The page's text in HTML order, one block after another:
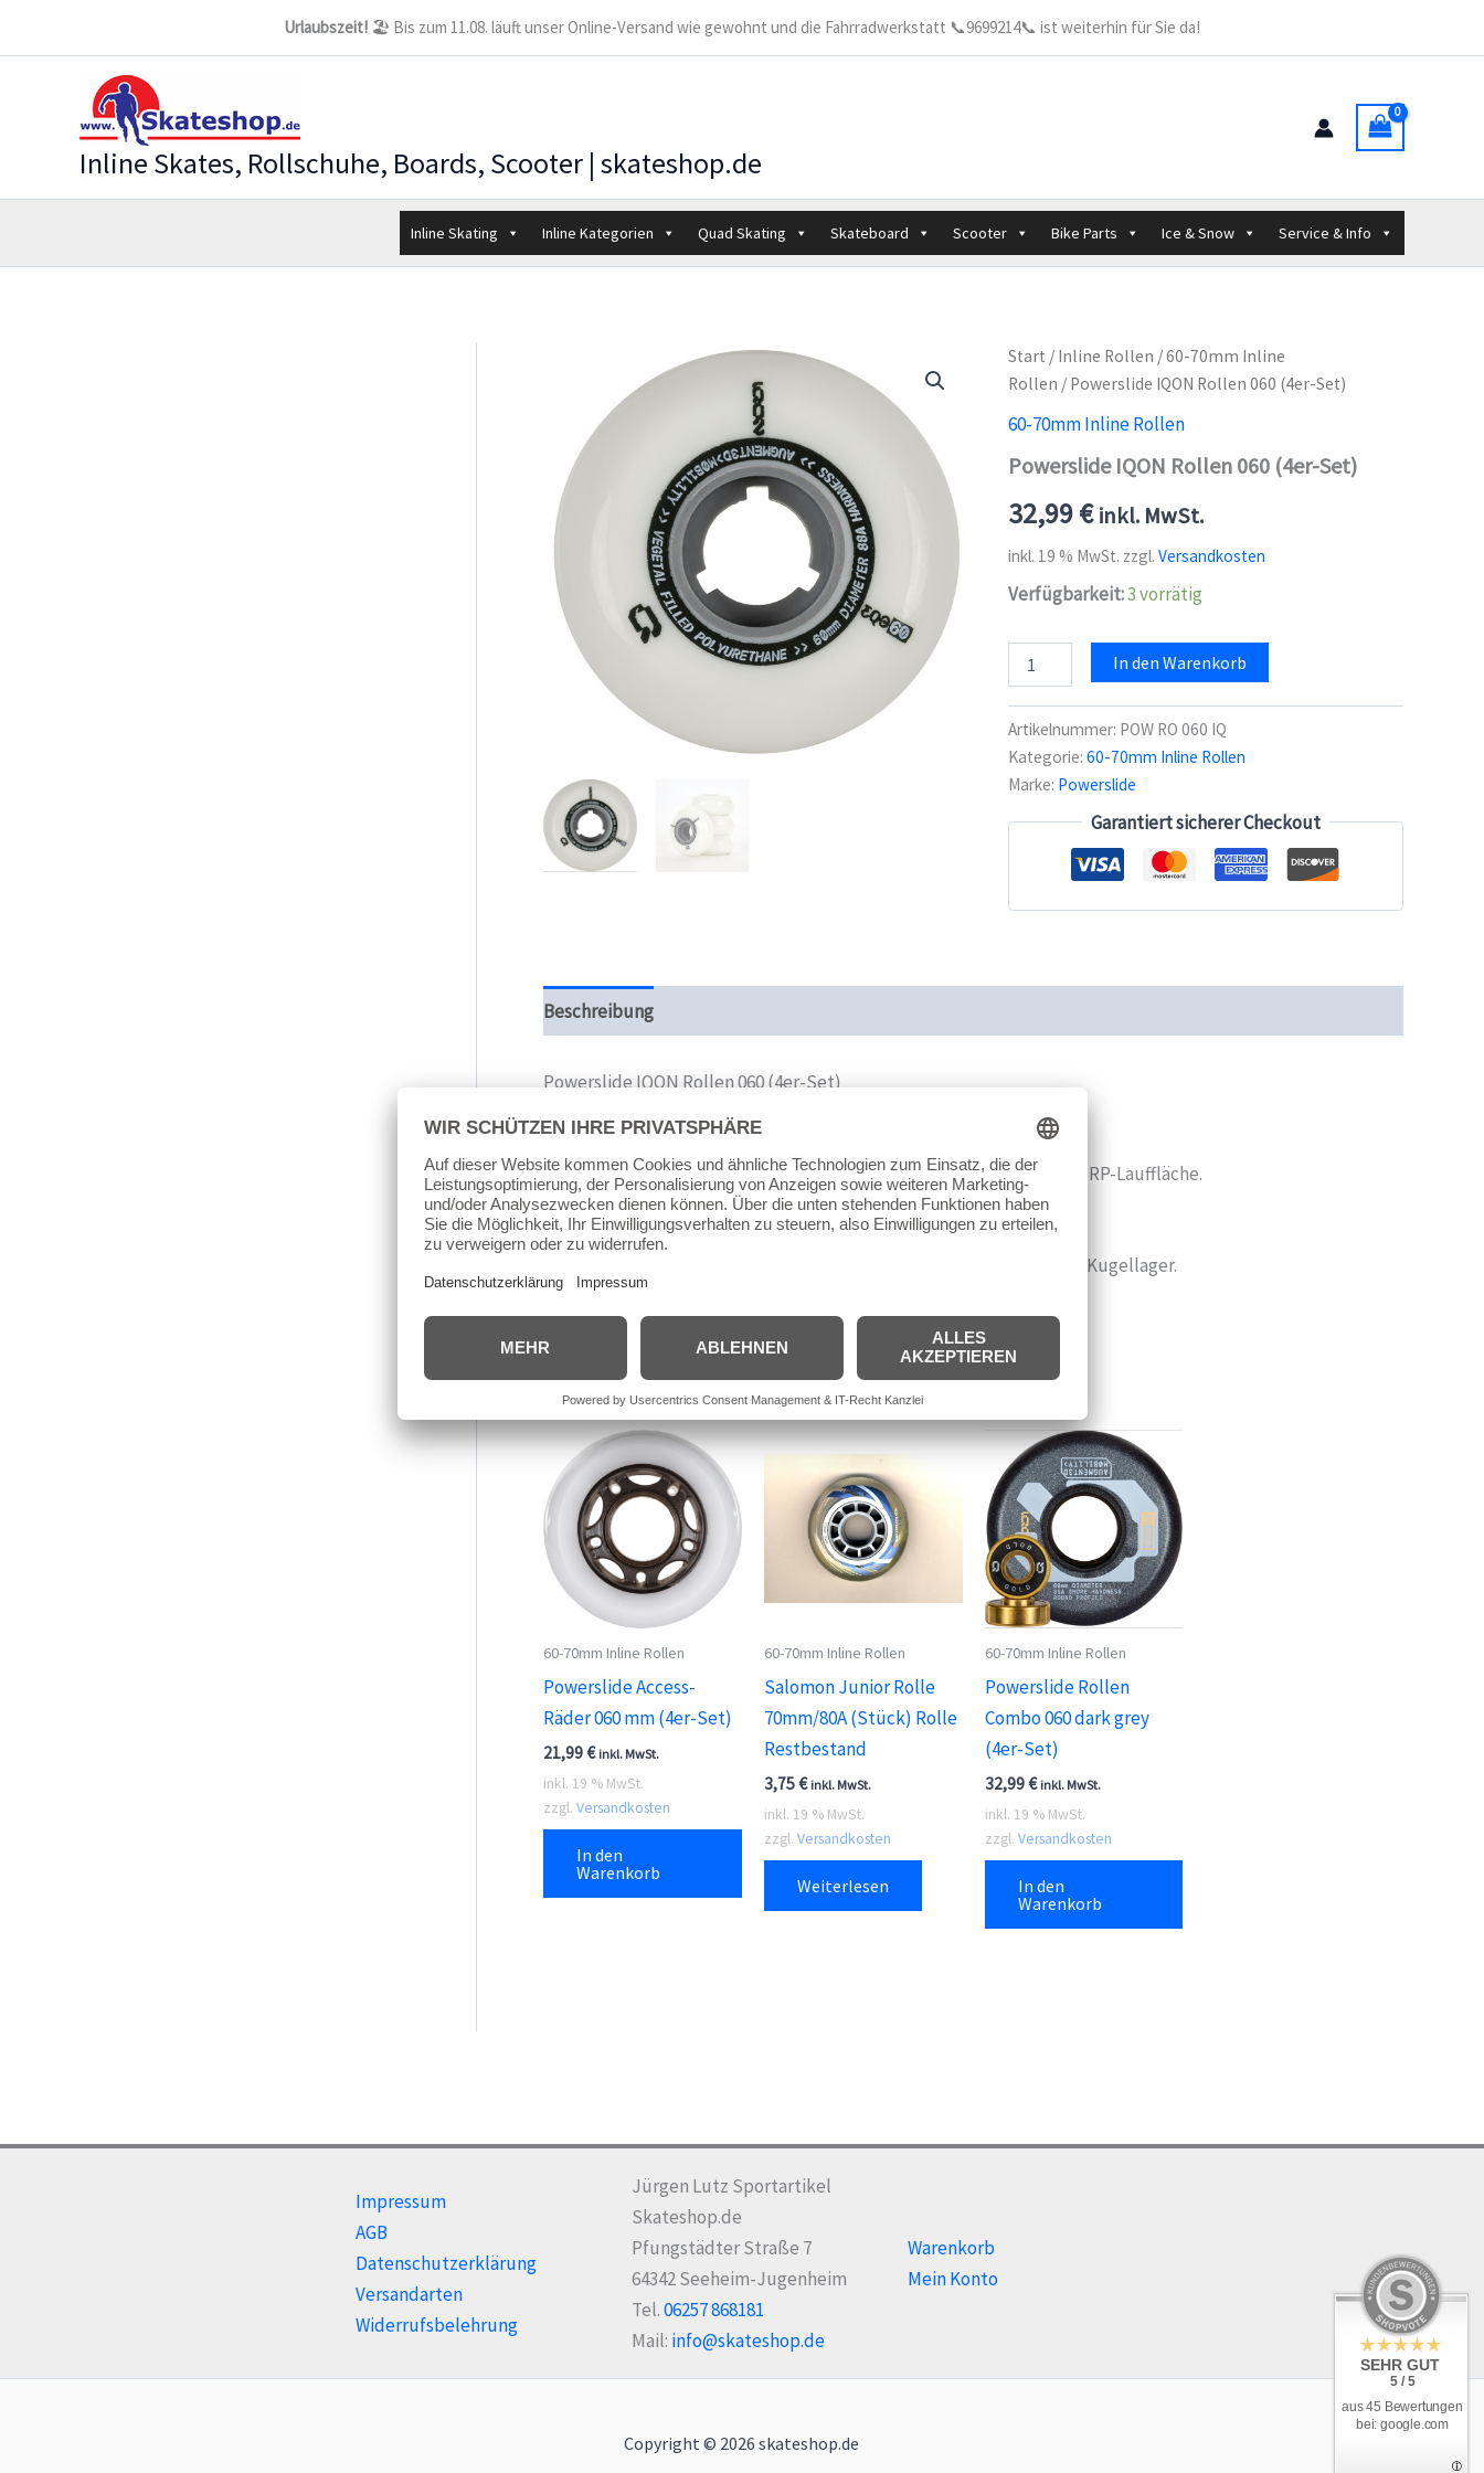
Urlaubszeit! 🏖️ Bis zum 11.08. läuft unser Online-Versand wie gewohnt und die Fahrradwerkstatt 📞9699214📞 ist weiterhin für Sie da!
Inline Skates, Rollschuhe, Boards, Scooter | skateshop.de
Inline Skating Inline Kategorien Quad Skating Skateboard Scooter Bike Parts Ice & Snow Service & Info
Start / Inline Rollen /60-70mm Inline
Rollen / Powerslide IQON Rollen 060 (4er-Set)
60-70mm Inline Rollen
Powerslide IQON Rollen 060 (4er-Set)
32,99€ inkl. MwSt.
inkl. 19 % MwSt. zzgl. Versandkosten
Verfügbarkeit:3 vorrätig
IQON
060
(4er-
Set)
Menge
In den Warenkorb
Artikelnummer: POW RO 060 IQ
Kategorie: 60-70mm Inline Rollen
Marke: Powerslide
Garantiert sicherer Checkout
Beschreibung
Powerslide IQON Rollen 060 (4er-Set)
IQON Urban- und Freeskating Rollen in 60mm mit 5-Star Felge und URP-Lauffläche.
Die Rolle wird im 4er-Pack geliefert und passt auf alle 608-Standard-Kugellager.
Ähnliche Produkte
60-70mm Inline Rollen
Powerslide Access-
Räder 060 mm (4er-Set)
21,99€ inkl. MwSt.
inkl. 19 % MwSt.
zzgl. Versandkosten
In den
Warenkorb
60-70mm Inline Rollen
Salomon Junior Rolle
70mm/80A (Stück) Rolle
Restbestand
3,75€ inkl. MwSt.
inkl. 19 % MwSt.
zzgl. Versandkosten
Weiterlesen
60-70mm Inline Rollen
Powerslide Rollen
Combo 060 dark grey
(4er-Set)
32,99€ inkl. MwSt.
inkl. 19 % MwSt.
zzgl. Versandkosten
In den
Warenkorb
Impressum
AGB
Datenschutzerklärung
Versandarten
Widerrufsbelehrung
Jürgen Lutz Sportartikel
Skateshop.de
Pfungstädter Straße 7
64342 Seeheim-Jugenheim
Tel.06257 868181
Mail: info@skateshop.de
Warenkorb
Mein Konto
Copyright © 2026 skateshop.de
(4er-
Set)
SEHR GUT
5 / 5
aus 45 Bewertungen
bei: google.com